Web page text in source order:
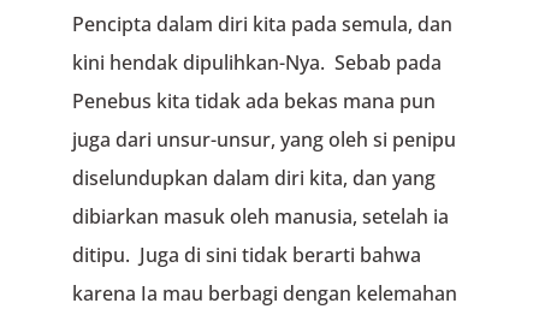
Pencipta dalam diri kita pada semula, dan
kini hendak dipulihkan-Nya. Sebab pada
Penebus kita tidak ada bekas mana pun
juga dari unsur-unsur, yang oleh si penipu
diselundupkan dalam diri kita, dan yang
dibiarkan masuk oleh manusia, setelah ia
ditipu. Juga di sini tidak berarti bahwa
karena Ia mau berbagi dengan kelemahan